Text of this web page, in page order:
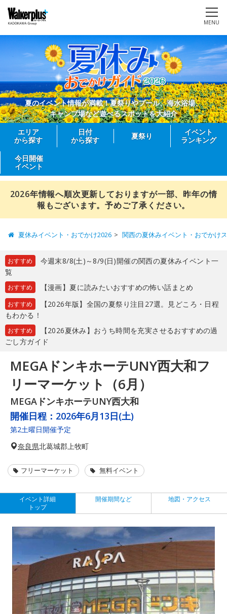
MENU
夏のイベント情報が満載！夏祭りやプール、海水浴場、
キャンプ場など遊べるスポットを大紹介
エリア
から探す
日付
から探す
夏祭り
イベント
ランキング
今日開催
イベント
2026年情報へ順次更新しておりますが一部、昨年の情
報もございます。予めご了承ください。
夏休みイベント・おでかけ2026 関西の夏休みイベント・おでかけ
おすすめ
今週末8/8(土)～8/9(日)開催の関西の夏休みイベント一
覧
おすすめ 【漫画】夏に読みたいおすすめの怖い話まとめ
おすすめ
【2026年版】全国の夏祭り注目27選。見どころ・日程
もわかる！
おすすめ
【2026夏休み】おうち時間を充実させるおすすめの過
ごし方ガイド
MEGAドンキホーテUNY西大和フ
リーマーケット（6月）
MEGAドンキホーテUNY西大和
開催日程： 2026年6月13日(土)
第2土曜日開催予定
奈良県北葛城郡上牧町
フリーマーケット 無料イベント
イベント詳細
トップ
開催期間など 地図・アクセス